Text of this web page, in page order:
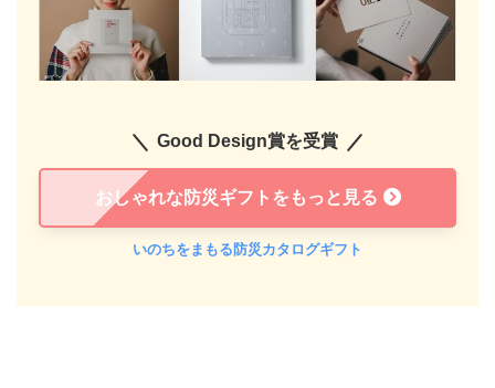
Good Design賞を受賞
おしゃれな防災ギフトをもっと見る
いのちをまもる防災カタログギフト